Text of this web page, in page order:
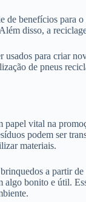
de benefícios para
disso, a
usados para criar
de pneus
papel vital na
podem ser
materiais.
a partir
algo bonito e útil.